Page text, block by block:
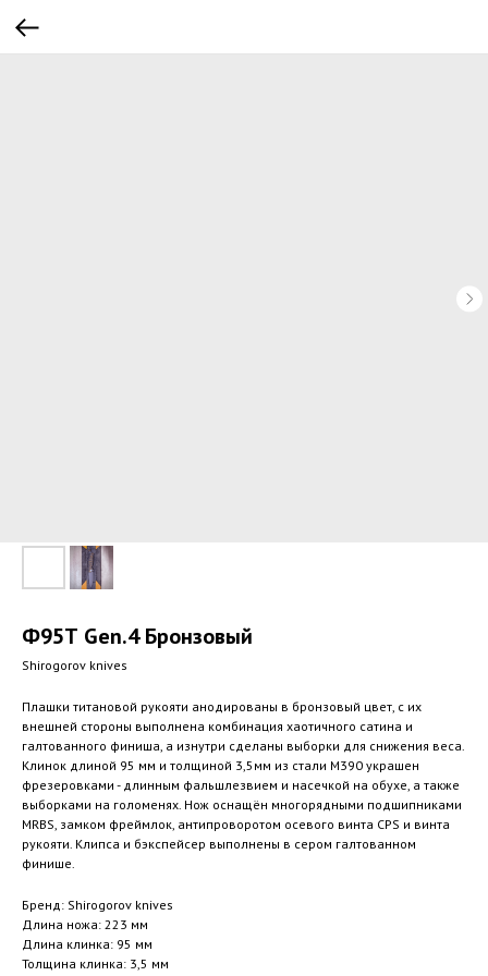
Ф95Т Gen.4 Бронзовый
Shirogorov knives
Плашки титановой рукояти анодированы в бронзовый цвет, с их
внешней стороны выполнена комбинация хаотичного сатина и
галтованного финиша, а изнутри сделаны выборки для снижения веса.
Клинок длиной 95 мм и толщиной 3,5мм из стали М390 украшен
фрезеровками - длинным фальшлезвием и насечкой на обухе, а также
выборками на голоменях. Нож оснащён многорядными подшипниками
MRBS, замком фреймлок, антипроворотом осевого винта CPS и винта
рукояти. Клипса и бэкспейсер выполнены в сером галтованном
финише.
Бренд: Shirogorov knives
Длина ножа: 223 мм
Длина клинка: 95 мм
Толщина клинка: 3,5 мм